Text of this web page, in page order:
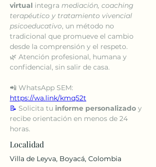
virtual integra mediación, coaching
terapéutico y tratamiento vivencial
psicoeducativo, un método no
tradicional que promueve el cambio
desde la comprensión y el respeto.
🌿 Atención profesional, humana y
confidencial, sin salir de casa.
📲 WhatsApp SEM:
https://wa.link/kmq52t
📝 Solicita tu informe personalizado y
recibe orientación en menos de 24
horas.
Localidad
Villa de Leyva, Boyacá, Colombia